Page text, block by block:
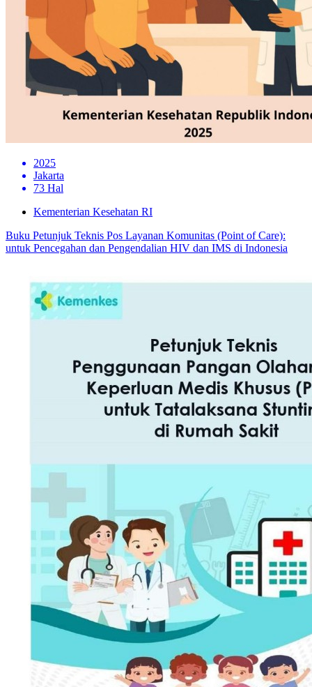
2025
Jakarta
73 Hal
Kementerian Kesehatan RI
Buku Petunjuk Teknis Pos Layanan Komunitas (Point of Care):
untuk Pencegahan dan Pengendalian HIV dan IMS di Indonesia